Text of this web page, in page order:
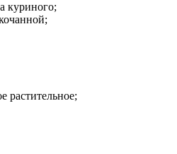
куриного;
растительное;